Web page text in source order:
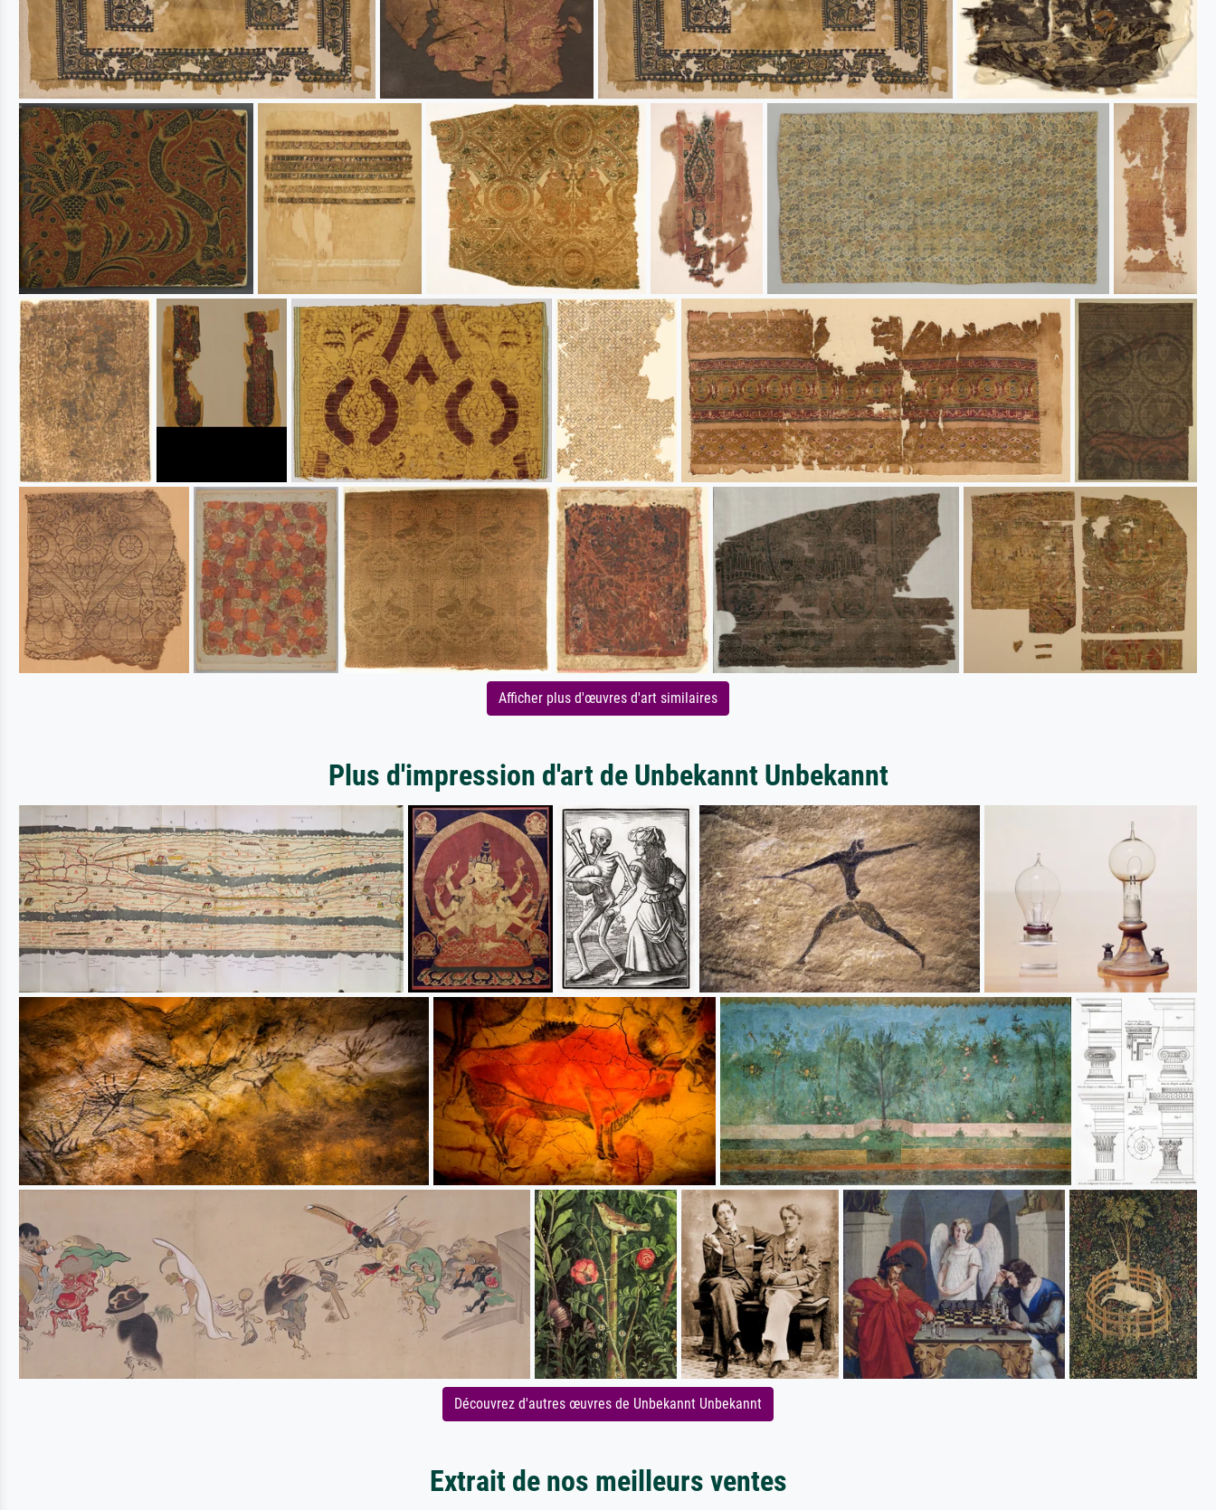
Afficher plus d'œuvres d'art similaires
Plus d'impression d'art de Unbekannt Unbekannt
Découvrez d'autres œuvres de Unbekannt Unbekannt
Extrait de nos meilleurs ventes